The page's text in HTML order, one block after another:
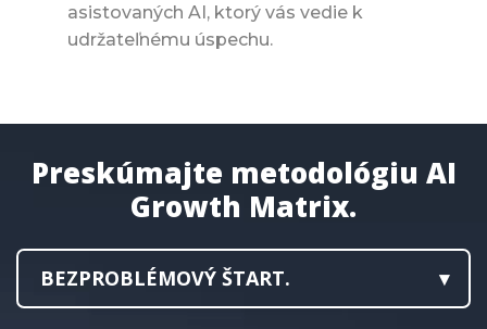
asistovaných AI, ktorý vás vedie k
udržateľnému úspechu.
Preskúmajte metodológiu AI
Growth Matrix.
BEZPROBLÉMOVÝ ŠTART.